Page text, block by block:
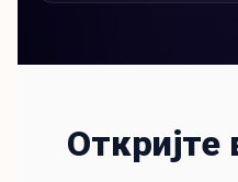
Откријте